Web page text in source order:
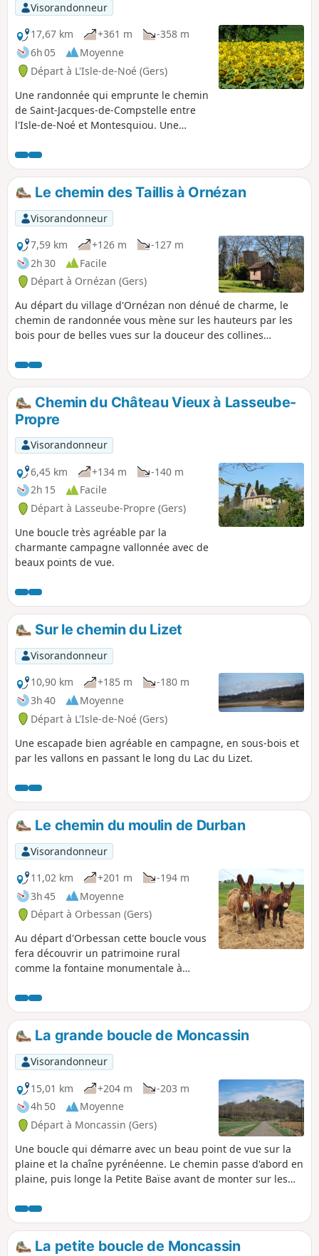
Visorandonneur
17,67 km
+361 m
-358 m
6h 05
Moyenne
Départ à L'Isle-de-Noé (Gers)
Une randonnée qui emprunte le chemin
de Saint-Jacques-de-Compstelle entre
l'Isle-de-Noé et Montesquiou. Une
avec une boucle par le Lac du Lizet,
alternant ombre et lumière, très
appréciée par temps chaud.
Le chemin des Taillis à Ornézan
Visorandonneur
7,59 km
+126 m
-127 m
2h 30
Facile
Départ à Ornézan (Gers)
Au départ du village d'Ornézan non dénué de charme, le
chemin de randonnée vous mène sur les hauteurs par les
bois pour de belles vues sur la douceur des collines
Chemin du Château Vieux à Lasseube-
Propre
Visorandonneur
6,45 km
+134 m
-140 m
2h 15
Facile
Départ à Lasseube-Propre (Gers)
Une boucle très agréable par la
charmante campagne vallonnée avec de
beaux points de vue.
Sur le chemin du Lizet
Visorandonneur
10,90 km
+185 m
-180 m
3h 40
Moyenne
Départ à L'Isle-de-Noé (Gers)
Une escapade bien agréable en campagne, en sous-bois et
par les vallons en passant le long du Lac du Lizet.
Le chemin du moulin de Durban
Visorandonneur
11,02 km
+201 m
-194 m
3h 45
Moyenne
Départ à Orbessan (Gers)
Au départ d'Orbessan cette boucle vous
fera découvrir un patrimoine rural
comme la fontaine monumentale à
en état de fonctionnement avec son four
à pain et son fournil. De très beaux
points de vue sur la campagne gersoise
et à Durban, un panorama à 360°. Un
peu de goudron mais très peu de
circulation.
La grande boucle de Moncassin
Visorandonneur
15,01 km
+204 m
-203 m
4h 50
Moyenne
Départ à Moncassin (Gers)
Une boucle qui démarre avec un beau point de vue sur la
plaine et la chaîne pyrénéenne. Le chemin passe d'abord en
plaine, puis longe la Petite Baïse avant de monter sur les
La petite boucle de Moncassin